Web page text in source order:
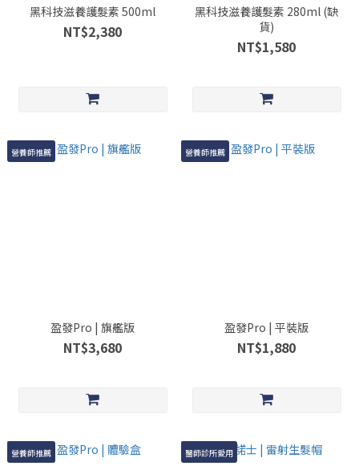
黑科技滋養護髮素 500ml
NT$2,380
黑科技滋養護髮素 280ml (缺
貨)
NT$1,580
營養師推薦
盈發Pro | 旗艦版
NT$3,680
營養師推薦
盈發Pro | 平裝版
NT$1,880
營養師推薦 醫師診所愛用